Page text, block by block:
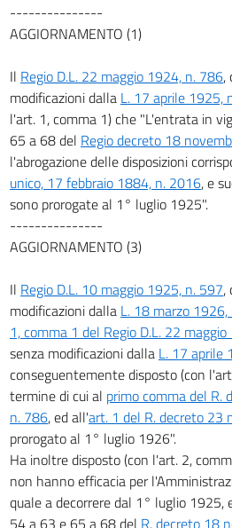
31
33
34
35
35 bis
36
37
37 bis
38
38 bis
39
40
40 bis
41
42
43
Capitolo III.
Delle entrate dello
---------------
AGGIORNAMENTO (1)
Il Regio D.L. 22 maggio 1924, n. 786,
modificazioni dalla L. 17 aprile 1925,
l'art. 1, comma 1) che "L'entrata in
65 a 68 del Regio decreto 18
l'abrogazione delle disposizioni
unico, 17 febbraio 1884, n. 2016, e
sono prorogate al 1° luglio 1925".
---------------
AGGIORNAMENTO (3)
Il Regio D.L. 10 maggio 1925, n. 597,
modificazioni dalla L. 18 marzo
1, comma 1 del Regio D.L. 22
senza modificazioni dalla L. 17 aprile
conseguentemente disposto (con
termine di cui al primo comma del R.
n. 786, ed all'art. 1 del R. decreto 23
prorogato al 1° luglio 1926".
Ha inoltre disposto (con l'art. 2,
non hanno efficacia per
quale a decorrere dal 1° luglio
54 a 63 e 65 a 68 del R. decreto 18